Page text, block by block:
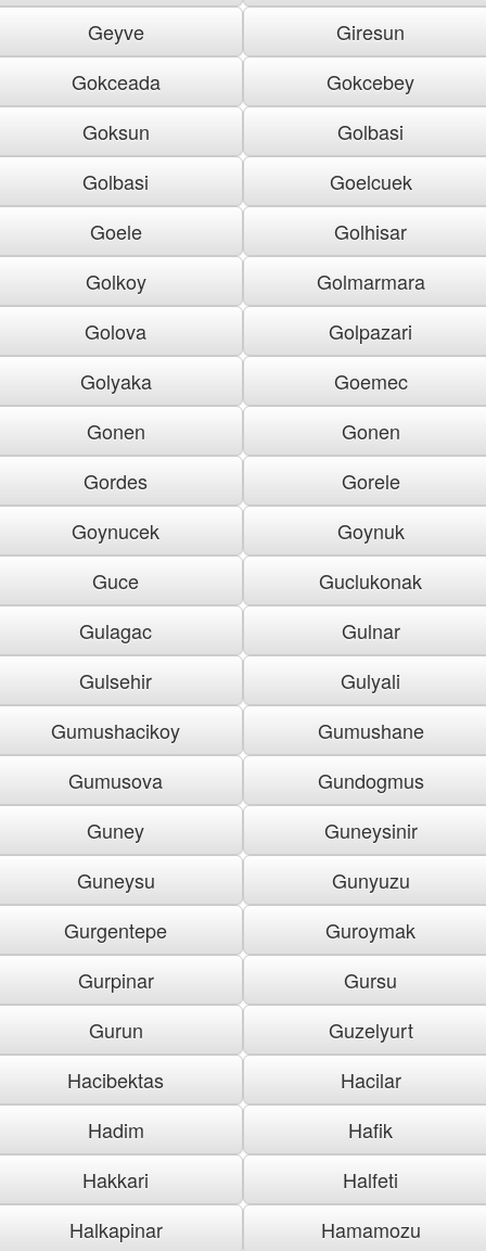
Geyve
Giresun
Gokceada
Gokcebey
Goksun
Golbasi
Golbasi
Goelcuek
Goele
Golhisar
Golkoy
Golmarmara
Golova
Golpazari
Golyaka
Goemec
Gonen
Gonen
Gordes
Gorele
Goynucek
Goynuk
Guce
Guclukonak
Gulagac
Gulnar
Gulsehir
Gulyali
Gumushacikoy
Gumushane
Gumusova
Gundogmus
Guney
Guneysinir
Guneysu
Gunyuzu
Gurgentepe
Guroymak
Gurpinar
Gursu
Gurun
Guzelyurt
Hacibektas
Hacilar
Hadim
Hafik
Hakkari
Halfeti
Halkapinar
Hamamozu